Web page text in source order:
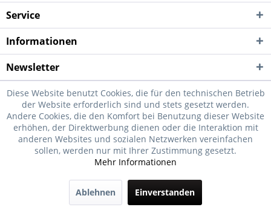
Service
Informationen
Newsletter
Diese Website benutzt Cookies, die für den technischen Betrieb
der Website erforderlich sind und stets gesetzt werden.
Andere Cookies, die den Komfort bei Benutzung dieser Website
erhöhen, der Direktwerbung dienen oder die Interaktion mit
anderen Websites und sozialen Netzwerken vereinfachen
sollen, werden nur mit Ihrer Zustimmung gesetzt.
Mehr Informationen
Ablehnen Einverstanden